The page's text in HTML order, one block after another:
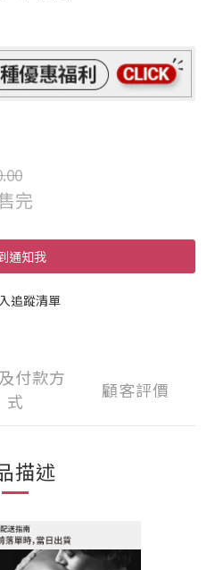
完
通知我
追蹤清單
付款方
式
顧客評價
描述